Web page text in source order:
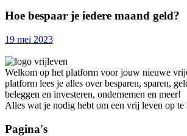
Hoe bespaar je iedere maand geld?
19 mei 2023
Welkom op het platform voor jouw nieuwe
platform lees je alles over besparen, sparen,
beleggen en investeren, ondernemen en meer!
Alles wat je nodig hebt om een vrij leven op te
Pagina's